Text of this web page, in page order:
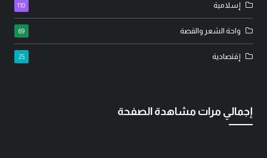
إسلامية 110
واحة الشعر والقصة 69
إقتصادية 25
إجمالي مرات مشاهدة الصفحة